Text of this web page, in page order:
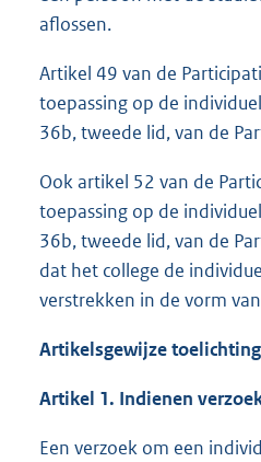
aflossen.
Artikel 49 van de
toepassing op de
36b, tweede lid, van de
Ook artikel 52 van de
toepassing op de
36b, tweede lid, van de
dat het college de
verstrekken in de vorm
Artikelsgewijze toelichting
Artikel 1. Indienen
Een verzoek om een